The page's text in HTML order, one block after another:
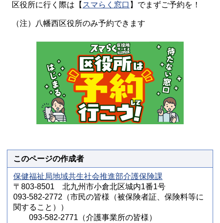
区役所に行く際は【 スマらく窓口 】でまずご予約を！
（注）八幡西区役所のみ予約できます
このページの作成者
保健福祉局地域共生社会推進部介護保険課
〒803-8501 北九州市小倉北区城内1番1号
093-582-2772（市民の皆様（被保険者証、保険料等に
関すること））
093-582-2771（介護事業所の皆様）